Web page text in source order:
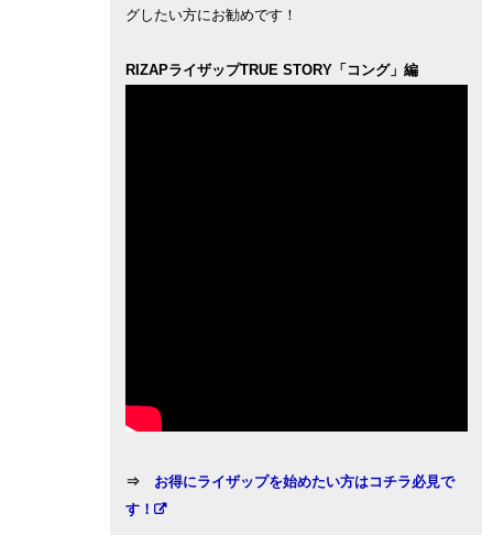
グしたい方にお勧めです！
RIZAPライザップTRUE STORY「コング」編
⇒
お得にライザップを始めたい方はコチラ必見で
す！